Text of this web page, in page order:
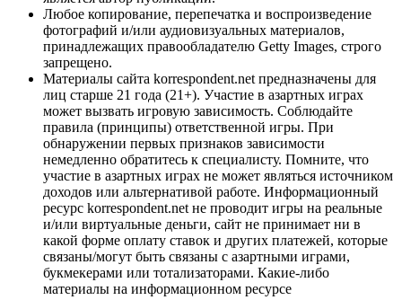
Любое копирование, перепечатка и воспроизведение
фотографий и/или аудиовизуальных материалов,
принадлежащих правообладателю Getty Images, строго
запрещено.
Материалы сайта korrespondent.net предназначены для
лиц старше 21 года (21+). Участие в азартных играх
может вызвать игровую зависимость. Соблюдайте
правила (принципы) ответственной игры. При
обнаружении первых признаков зависимости
немедленно обратитесь к специалисту. Помните, что
участие в азартных играх не может являться источником
доходов или альтернативой работе. Информационный
ресурс korrespondent.net не проводит игры на реальные
и/или виртуальные деньги, сайт не принимает ни в
какой форме оплату ставок и других платежей, которые
связаны/могут быть связаны с азартными играми,
букмекерами или тотализаторами. Какие-либо
материалы на информационном ресурсе